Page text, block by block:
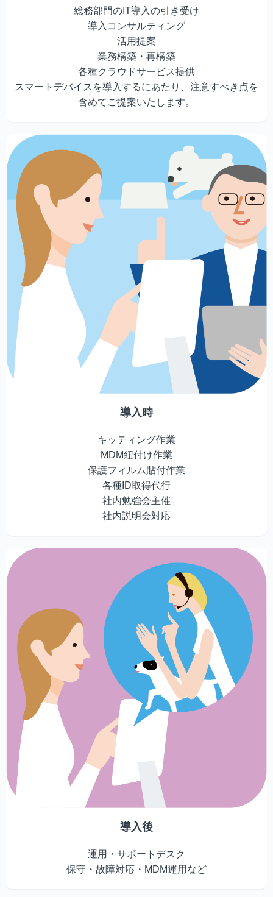
総務部門のIT導入の引き受け
導入コンサルティング
活用提案
業務構築・再構築
各種クラウドサービス提供
スマートデバイスを導入するにあたり、注意すべき点を
含めてご提案いたします。
導入時
キッティング作業
MDM紐付け作業
保護フィルム貼付作業
各種ID取得代行
社内勉強会主催
社内説明会対応
導入後
運用・サポートデスク
保守・故障対応・MDM運用など